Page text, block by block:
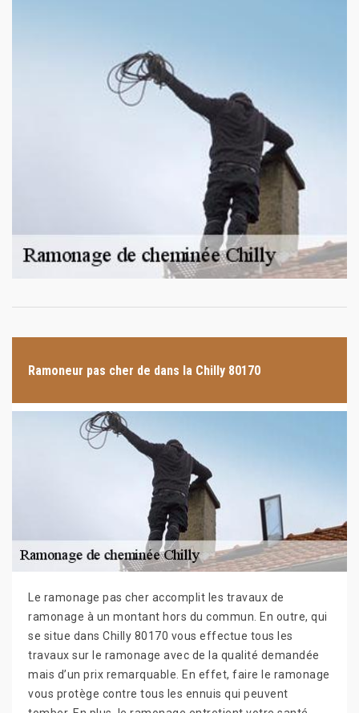
Ramoneur pas cher de dans la Chilly 80170
Le ramonage pas cher accomplit les travaux de
ramonage à un montant hors du commun. En outre, qui
se situe dans Chilly 80170 vous effectue tous les
travaux sur le ramonage avec de la qualité demandée
mais d’un prix remarquable. En effet, faire le ramonage
vous protège contre tous les ennuis qui peuvent